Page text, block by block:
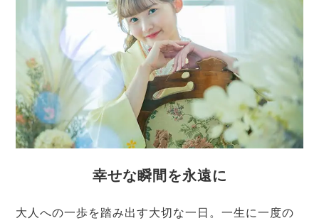
幸せな瞬間を永遠に
大人への一歩を踏み出す大切な一日。一生に一度の